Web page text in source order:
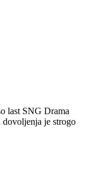
last SNG Drama
je strogo